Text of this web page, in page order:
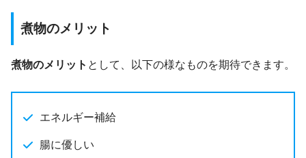
煮物のメリット
煮物のメリット として、以下の様なものを期待できます。
エネルギー補給
腸に優しい